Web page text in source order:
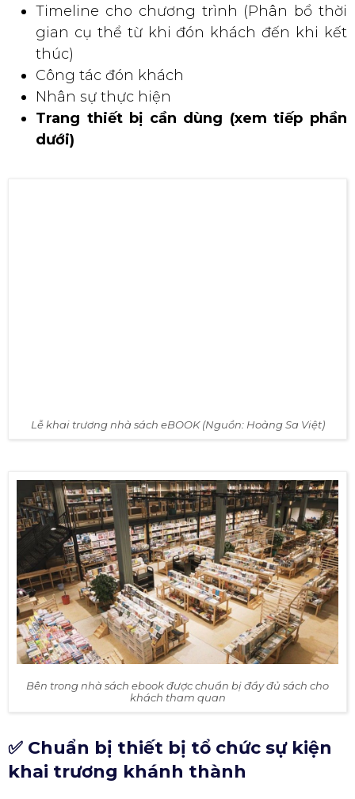
Timeline cho chương trình (Phân bổ thời
gian cụ thể từ khi đón khách đến khi kết
thúc)
Công tác đón khách
Nhân sự thực hiện
Trang thiết bị cần dùng (xem tiếp phần
dưới)
Bên trong nhà sách ebook được chuẩn bị đầy đủ sách cho
✅ Chuẩn bị thiết bị tổ chức sự kiện